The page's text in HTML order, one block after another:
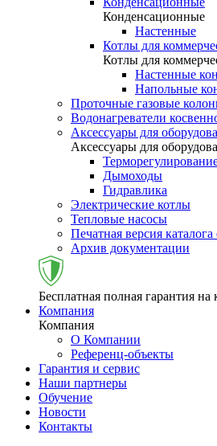
Конденсационные
Настенные
Котлы для
Котлы для
Настенные
Напольные
Проточные газовые
Водонагреватели
Аксессуары для
Аксессуары для
Дымоходы
Гидравлика
Электрические котлы
Тепловые насосы
Печатная версия
Архив документации
Бесплатная полная гарантия на
Компания
Компания
О Компании
Референц-объекты
Гарантия и сервис
Наши партнеры
Обучение
Новости
Контакты